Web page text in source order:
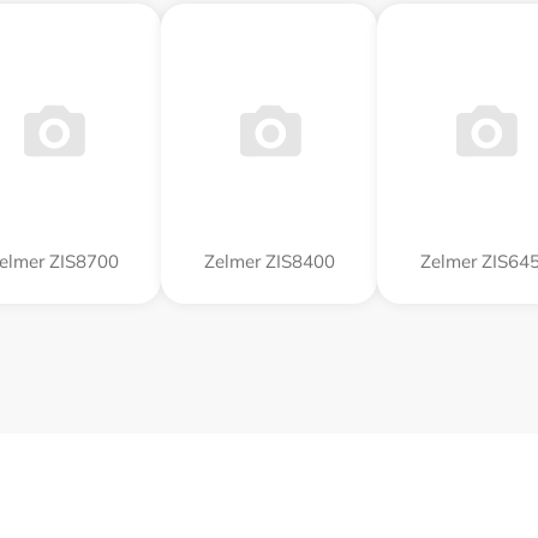
ZIS8700 Zelmer ZIS8400 Zelmer